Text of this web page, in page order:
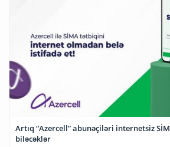
Artıq “Azercell” abunəçiləri internetsiz
biləcəklər